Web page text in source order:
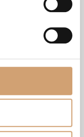
verkkokaupasta